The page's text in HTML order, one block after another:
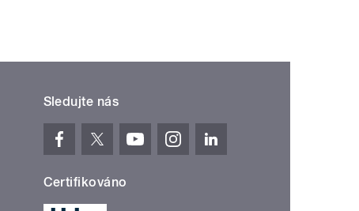
Sledujte nás
Certifikováno